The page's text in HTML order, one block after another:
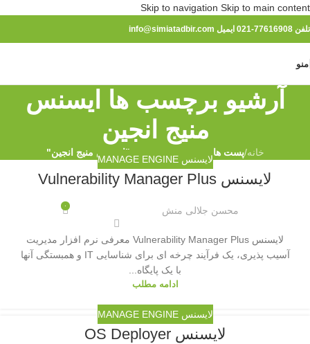
Skip to navigation Skip to main content
تلفن 77616908-021 ایمیل info@simiatadbir.com
منو
آرشیو برچسب ها ایسنس
منیج انجین
خانه/پست های برچسب زده شده "ایسنس منیج انجین"
لایسنس MANAGE ENGINE
لایسنس Vulnerability Manager Plus
محسن جلالی منش ۰
لایسنس Vulnerability Manager Plus معرفی نرم افزار مدیریت
آسیب پذیری، یک فرآیند چرخه ای برای شناسایی IT و همبستگی آنها
با یک پایگاه...
ادامه مطلب
لایسنس MANAGE ENGINE
لایسنس OS Deployer